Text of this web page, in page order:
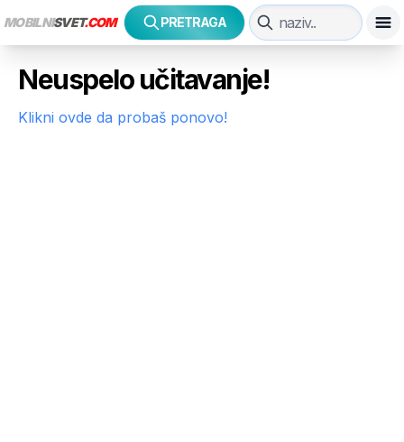
MOBILNISVET.COM PRETRAGA
Neuspelo učitavanje!
Klikni ovde da probaš ponovo!